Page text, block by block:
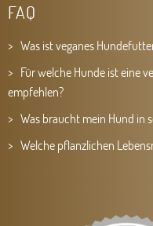
FAQ
Was ist veganes
Für welche Hunde ist eine
empfehlen?
Was braucht mein Hund in
Welche pflanzlichen